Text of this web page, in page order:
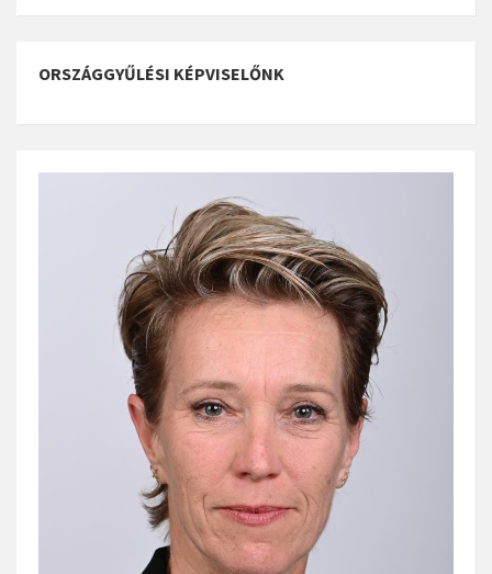
ORSZÁGGYŰLÉSI KÉPVISELŐNK